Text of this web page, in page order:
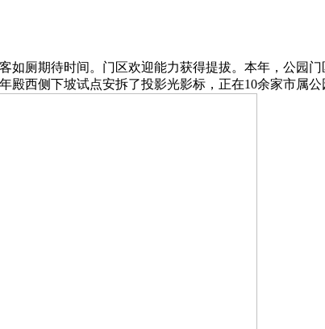
厕期待时间。门区欢迎能力获得提拔。本年，公园门
西侧下坡试点安拆了投影光影标，正在10余家市属